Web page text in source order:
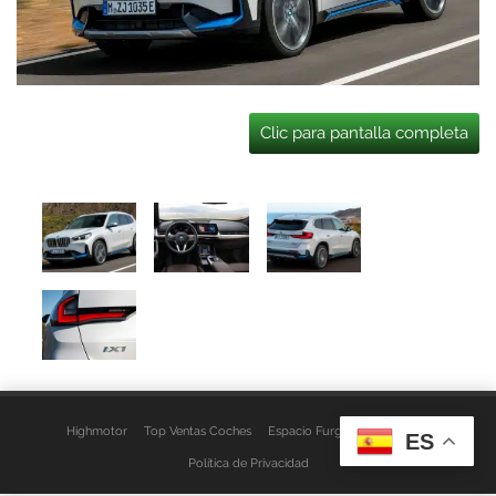
Clic para pantalla completa
Highmotor Top Ventas Coches Espacio Furgo Aviso Legal
Política de Privacidad
ES